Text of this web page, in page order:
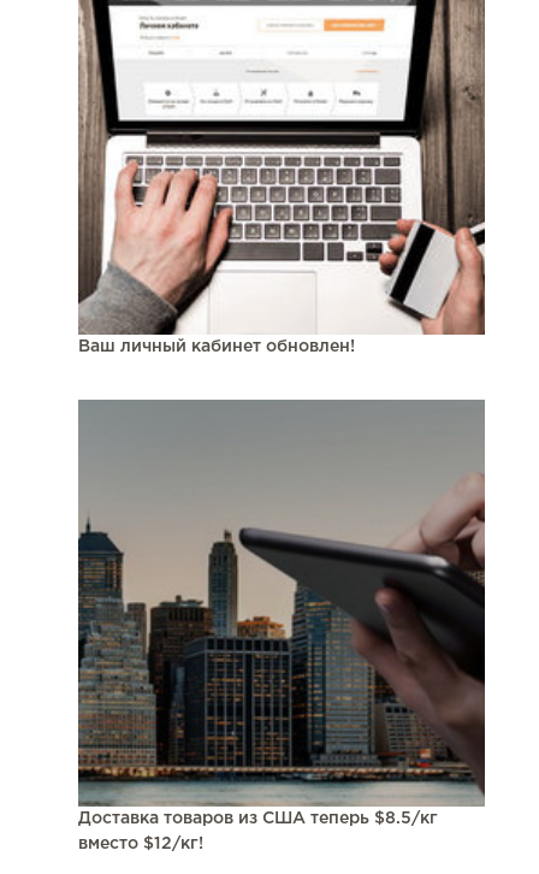
Ваш личный кабинет обновлен!
Доставка товаров из США теперь $8.5/кг
вместо $12/кг!